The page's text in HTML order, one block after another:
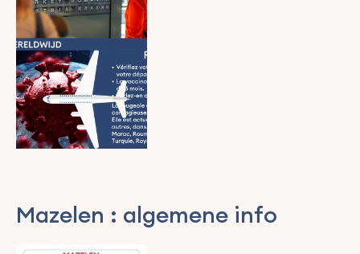
Mazelen : algemene info